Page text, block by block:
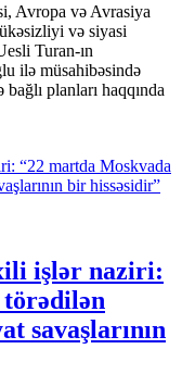
Avropa və Avrasiya
və siyasi
Turan-ın
ilə müsahibəsində
planları haqqında
işlər naziri:
törədilən
savaşlarının